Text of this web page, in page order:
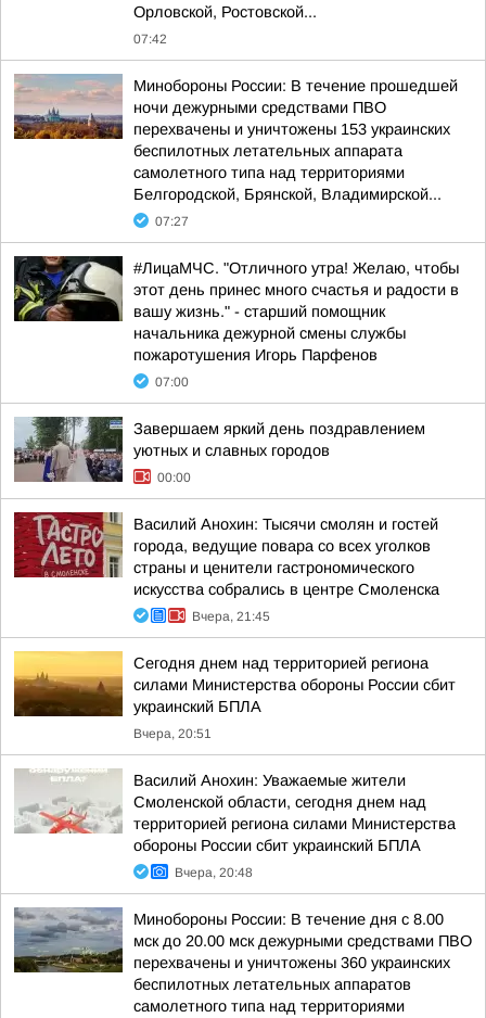
Орловской, Ростовской...
07:42
Минобороны России: В течение прошедшей
ночи дежурными средствами ПВО
перехвачены и уничтожены 153 украинских
беспилотных летательных аппарата
самолетного типа над территориями
Белгородской, Брянской, Владимирской...
07:27
#ЛицаМЧС. "Отличного утра! Желаю, чтобы
этот день принес много счастья и радости в
вашу жизнь." - старший помощник
начальника дежурной смены службы
пожаротушения Игорь Парфенов
07:00
Завершаем яркий день поздравлением
уютных и славных городов
00:00
Василий Анохин: Тысячи смолян и гостей
города, ведущие повара со всех уголков
страны и ценители гастрономического
искусства собрались в центре Смоленска
Вчера, 21:45
Сегодня днем над территорией региона
силами Министерства обороны России сбит
украинский БПЛА
Вчера, 20:51
Василий Анохин: Уважаемые жители
Смоленской области, сегодня днем над
территорией региона силами Министерства
обороны России сбит украинский БПЛА
Вчера, 20:48
Минобороны России: В течение дня с 8.00
мск до 20.00 мск дежурными средствами ПВО
перехвачены и уничтожены 360 украинских
беспилотных летательных аппаратов
самолетного типа над территориями